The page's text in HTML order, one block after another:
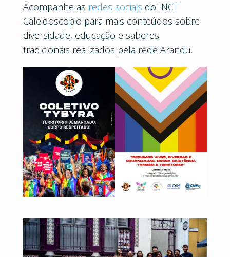
Acompanhe as redes sociais do INCT
Caleidoscópio para mais conteúdos sobre
diversidade, educação e saberes
tradicionais realizados pela rede Arandu.